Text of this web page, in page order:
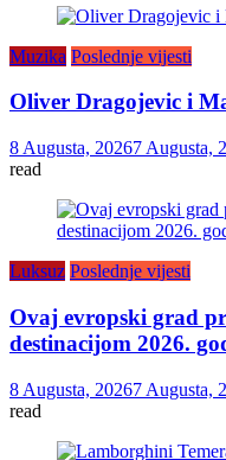
Muzika Poslednje vijesti
Oliver Dragojevic i
8 Augusta, 20267 Augusta,
read
Luksuz Poslednje vijesti
Ovaj evropski grad
destinacijom 2026.
8 Augusta, 20267 Augusta,
read